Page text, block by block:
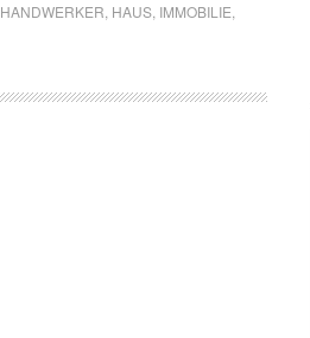
HANDWERKER HAUS IMMOBILIE